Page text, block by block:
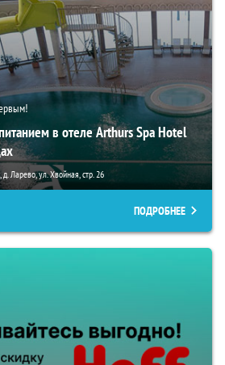
в отеле Arthurs Spa Hotel
Ларево, ул. Хвойная, стр. 26
ПОДРОБНЕЕ